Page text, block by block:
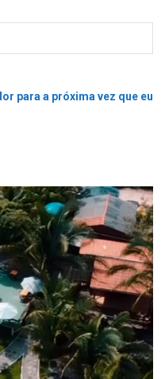
para a próxima vez que eu